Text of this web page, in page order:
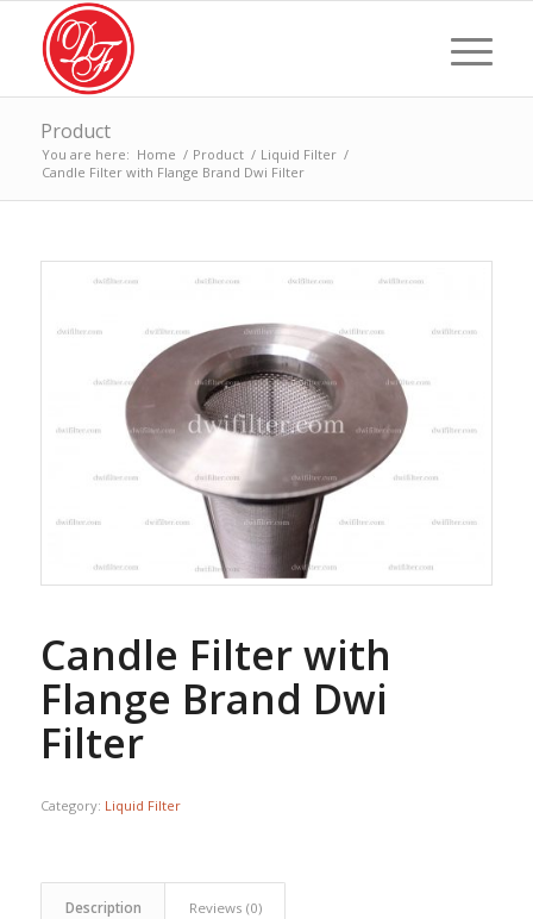
Product
You are here: Home / Product / Liquid Filter /
Candle Filter with Flange Brand Dwi Filter
Candle Filter with
Flange Brand Dwi
Filter
Category: Liquid Filter
Description Reviews (0)